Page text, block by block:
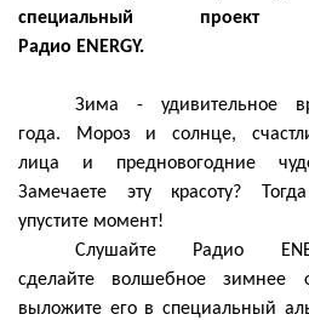
специальный
Радио ENERGY.
Зима - удивительное
года. Мороз и солнце,
лица и предновогодние
Замечаете эту красоту?
упустите момент!
Слушайте Радио
сделайте волшебное зимнее
выложите его в специальный